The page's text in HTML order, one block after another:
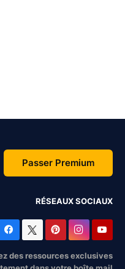
Passer Premium
RÉSEAUX SOCIAUX
des ressources exclusives